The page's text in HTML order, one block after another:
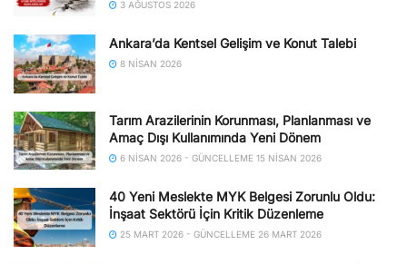
3 AĞUSTOS 2026
Ankara’da Kentsel Gelişim ve Konut Talebi
8 NISAN 2026
Tarım Arazilerinin Korunması, Planlanması ve
Amaç Dışı Kullanımında Yeni Dönem
6 NISAN 2026 - GÜNCELLEME 15 NISAN 2026
40 Yeni Meslekte MYK Belgesi Zorunlu Oldu:
İnşaat Sektörü İçin Kritik Düzenleme
25 MART 2026 - GÜNCELLEME 26 MART 2026